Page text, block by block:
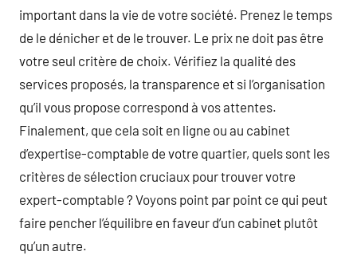
important dans la vie de votre société. Prenez le temps
de le dénicher et de le trouver. Le prix ne doit pas être
votre seul critère de choix. Vérifiez la qualité des
services proposés, la transparence et si l’organisation
qu’il vous propose correspond à vos attentes.
Finalement, que cela soit en ligne ou au cabinet
d’expertise-comptable de votre quartier, quels sont les
critères de sélection cruciaux pour trouver votre
expert-comptable ? Voyons point par point ce qui peut
faire pencher l’équilibre en faveur d’un cabinet plutôt
qu’un autre.